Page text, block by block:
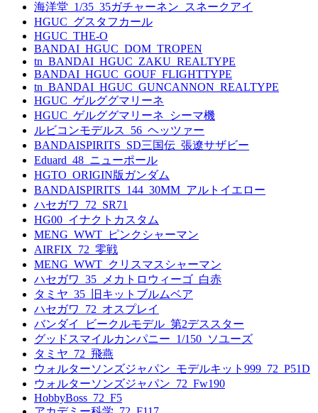
海洋堂_1/35_35ガチャーネン_スネークアイ
HGUC_グスタフカール
HGUC_THE-O
BANDAI_HGUC_DOM_TROPEN
tn_BANDAI_HGUC_ZAKU_REALTYPE
BANDAI_HGUC_GOUF_FLIGHTTYPE
tn_BANDAI_HGUC_GUNCANNON_REALTYPE
HGUC_ゲルググマリーネ
HGUC_ゲルググマリーネ_シーマ機
ルビコンモデルス_56_ヘッツァー
BANDAISPIRITS_SD三国伝_張遼サザビー
Eduard_48_ニューポール
HGTO_ORIGIN版ガンダム
BANDAISPIRITS_144_30MM_アルトイエロー
ハセガワ_72_SR71
HG00_イナクトカスタム
MENG_WWT_ピンクシャーマン
AIRFIX_72_零戦
MENG_WWT_クリスマスシャーマン
ハセガワ_35_メカトロウィーゴ_白赤
タミヤ_35_旧キットブルムベア
ハセガワ_72_オスプレイ
バンダイ_ビークルモデル_第2デススター
グッドスマイルカンパニー_1/150_ソユーズ
タミヤ_72_飛燕
ウォルターソンズジャパン_モデルキット999_72_P51D
ウォルターソンズジャパン_72_Fw190
HobbyBoss_72_F5